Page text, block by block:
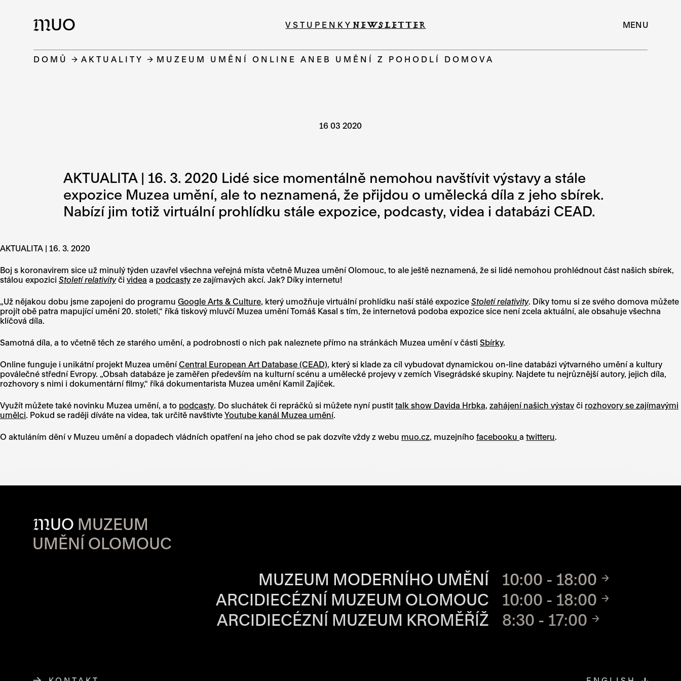
MUO VSTUPENKY NEWSLETTER MENU
DOMŮ AKTUALITY MUZEUM UMĚNÍ ONLINE ANEB UMĚNÍ Z POHODLÍ DOMOVA
16 03 2020
AKTUALITA | 16. 3. 2020 Lidé sice momentálně nemohou navštívit výstavy a stále
expozice Muzea umění, ale to neznamená, že přijdou o umělecká díla z jeho sbírek.
Nabízí jim totiž virtuální prohlídku stále expozice, podcasty, videa i databázi CEAD.
AKTUALITA | 16. 3. 2020
Boj s koronavirem sice už minulý týden uzavřel všechna veřejná místa včetně Muzea umění Olomouc, to ale ještě neznamená, že si lidé nemohou prohlédnout část našich sbírek,
stálou expozici Století relativityči videa a podcasty ze zajímavých akcí. Jak? Díky internetu!
„Už nějakou dobu jsme zapojeni do programu Google Arts & Culture, který umožňuje virtuální prohlídku naší stálé expozice Století relativity. Díky tomu si ze svého domova můžete
projít obě patra mapující umění 20. století,“ říká tiskový mluvčí Muzea umění Tomáš Kasal s tím, že internetová podoba expozice sice není zcela aktuální, ale obsahuje všechna
klíčová díla.
Samotná díla, a to včetně těch ze starého umění, a podrobnosti o nich pak naleznete přímo na stránkách Muzea umění v části Sbírky.
Online funguje i unikátní projekt Muzea uměníCentral European Art Database (CEAD), který si klade za cíl vybudovat dynamickou on-line databázi výtvarného umění a kultury
poválečné střední Evropy. „Obsah databáze je zaměřen především na kulturní scénu a umělecké projevy v zemích Visegrádské skupiny. Najdete tu nejrůznější autory, jejich díla,
rozhovory s nimi i dokumentární filmy,“ říká dokumentarista Muzea umění Kamil Zajíček.
Využít můžete také novinku Muzea umění, a to podcasty. Do sluchátek či repráčků si můžete nyní pustit talk show Davida Hrbka, zahájení našich výstav či rozhovory se zajímavými
umělci. Pokud se raději díváte na videa, tak určitě navštivte Youtube kanál Muzea umění.
O aktuláním dění v Muzeu umění a dopadech vládních opatření na jeho chod se pak dozvíte vždy z webu muo.cz, muzejního facebooku a twitteru.
MUO MUZEUM
UMĚNÍ OLOMOUC
OTVÍRACÍ DOBA JEDNOTLIVÝCH MÍST
MUZEUM MODERNÍHO UMĚNÍ
10:00 - 18:00
ARCIDIECÉZNÍ MUZEUM OLOMOUC
10:00 - 18:00
ARCIDIECÉZNÍ MUZEUM KROMĚŘÍŽ
8:30 - 17:00